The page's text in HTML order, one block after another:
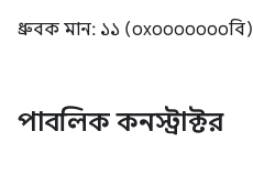
ধ্রুবক মান: ১১ (০x০০০০০০০বি)
পাবলিক কনস্ট্রাক্টর